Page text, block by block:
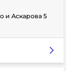
и Аскарова 5